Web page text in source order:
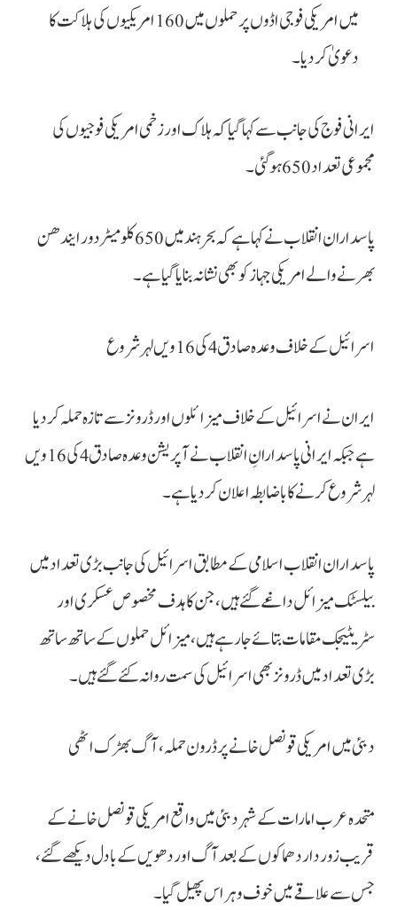
میں امریکی فوجی اڈوں پر حملوں میں 160 امریکیوں کی ہلاکت کا
دعویٰ کر دیا۔
ایرانی فوج کی جانب سے کہا گیا کہ ہلاک اور زخمی امریکی فوجیوں کی
مجموعی تعداد 650 ہوگئی۔
پاسداران انقلاب نے کہا ہے کہ بحر ہند میں 650 کلو میٹر دور ایندھن
بھرنے والے امریکی جہاز کو بھی نشانہ بنایا گیا ہے۔
اسرائیل کے خلاف وعدہ صادق 4 کی 16 ویں لہر شروع
ایران نے اسرائیل کے خلاف میزائلوں اور ڈرونز سے تازہ حملہ کر دیا
ہے جبکہ ایرانی پاسدارانِ انقلاب نے آپریشن وعدہ صادق 4 کی 16ویں
لہر شروع کرنے کا باضابطہ اعلان کر دیا ہے۔
پاسداران انقلاب اسلامی کے مطابق اسرائیل کی جانب بڑی تعداد میں
بیلسٹک میزائل داغے گئے ہیں، جن کا ہدف مخصوص عسکری اور
سٹریٹیجک مقامات بتائے جا رہے ہیں، میزائل حملوں کے ساتھ ساتھ
بڑی تعداد میں ڈرونز بھی اسرائیل کی سمت روانہ کئے گئے ہیں۔
دبئی میں امریکی قونصل خانے پر ڈرون حملہ، آگ بھڑک اٹھی
متحدہ عرب امارات کے شہر دبئی میں واقع امریکی قونصل خانے کے
قریب زور دار دھماکوں کے بعد آگ اور دھویں کے بادل دیکھے گئے،
جس سے علاقے میں خوف و ہراس پھیل گیا۔